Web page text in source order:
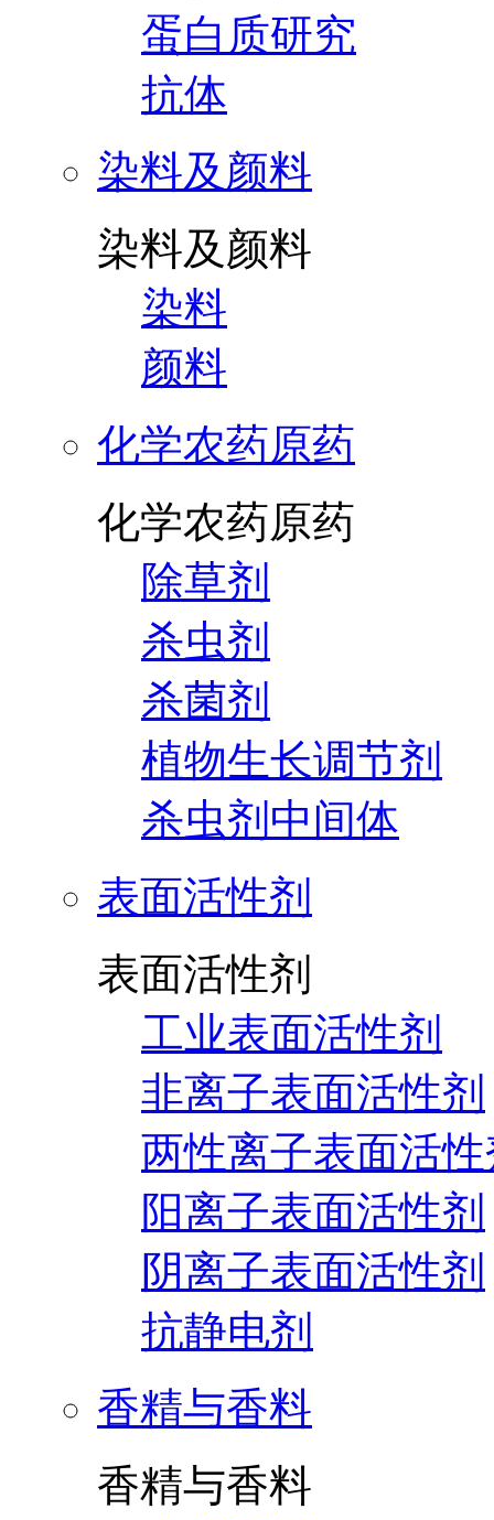
蛋白质研究
抗体
染料及颜料
染料及颜料
染料
颜料
化学农药原药
化学农药原药
除草剂
杀虫剂
杀菌剂
植物生长调节剂
杀虫剂中间体
表面活性剂
表面活性剂
工业表面活性剂
非离子表面活性剂
两性离子表面活
阳离子表面活性剂
阴离子表面活性剂
抗静电剂
香精与香料
香精与香料